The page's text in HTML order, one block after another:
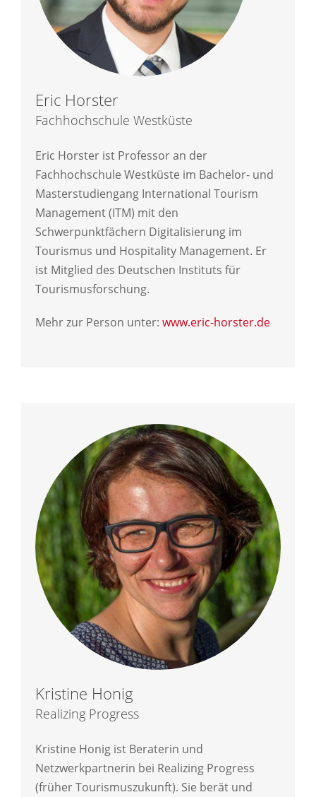
Eric Horster
Fachhochschule Westküste
Eric Horster ist Professor an der
Fachhochschule Westküste im Bachelor- und
Masterstudiengang International Tourism
Management (ITM) mit den
Schwerpunktfächern Digitalisierung im
Tourismus und Hospitality Management. Er
ist Mitglied des Deutschen Instituts für
Tourismusforschung.
Mehr zur Person unter: www.eric-horster.de
Kristine Honig
Realizing Progress
Kristine Honig ist Beraterin und
Netzwerkpartnerin bei Realizing Progress
(früher Tourismuszukunft). Sie berät und